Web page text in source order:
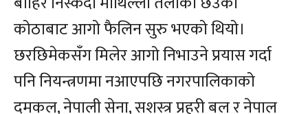
कोठाबाट आगो फैलिन सुरु भएको थियो।
छरछिमेकसँग मिलेर आगो निभाउने प्रयास गर्दा
पनि नियन्त्रणमा नआएपछि नगरपालिकाको
दमकल, नेपाली सेना, सशस्त्र प्रहरी बल र नेपाल